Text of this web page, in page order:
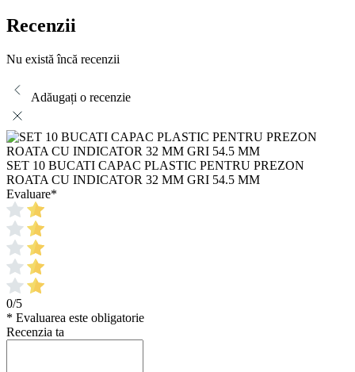
Recenzii
Nu există încă recenzii
Adăugați o recenzie
SET 10 BUCATI CAPAC PLASTIC PENTRU PREZON
ROATA CU INDICATOR 32 MM GRI 54.5 MM
Evaluare*
0/5
* Evaluarea este obligatorie
Recenzia ta